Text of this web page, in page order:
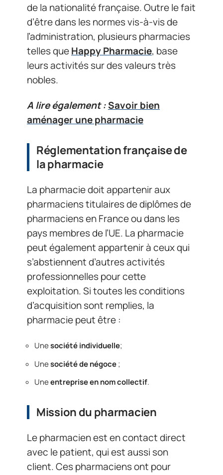
de la nationalité française. Outre le fait
d’être dans les normes vis-à-vis de
l’administration, plusieurs pharmacies
telles queHappy Pharmacie, base
leurs activités sur des valeurs très
nobles.
A lire également :Savoir bien
aménager une pharmacie
Réglementation française de
la pharmacie
La pharmacie doit appartenir aux
pharmaciens titulaires de diplômes de
pharmaciens en France ou dans les
pays membres de l’UE. La pharmacie
peut également appartenir à ceux qui
s’abstiennent d’autres activités
professionnelles pour cette
exploitation. Si toutes les conditions
d’acquisition sont remplies, la
pharmacie peut être :
Unesociété individuelle;
Unesociété de négoce;
Uneentreprise en nom collectif.
Mission du pharmacien
Le pharmacien est en contact direct
avec le patient, qui est aussi son
client. Ces pharmaciens ont pour